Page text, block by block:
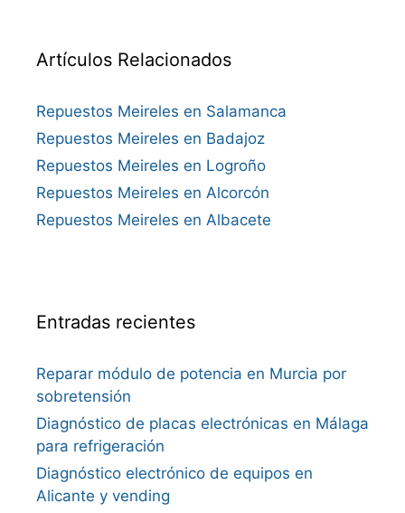
Artículos Relacionados
Repuestos Meireles en Salamanca
Repuestos Meireles en Badajoz
Repuestos Meireles en Logroño
Repuestos Meireles en Alcorcón
Repuestos Meireles en Albacete
Entradas recientes
Reparar módulo de potencia en Murcia por
sobretensión
Diagnóstico de placas electrónicas en Málaga
para refrigeración
Diagnóstico electrónico de equipos en
Alicante y vending